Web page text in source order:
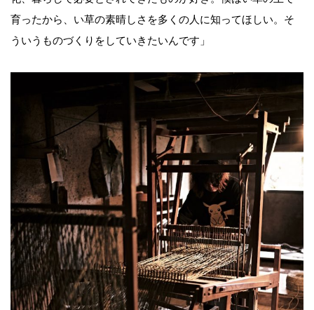
育ったから、い草の素晴しさを多くの人に知ってほしい。そ
ういうものづくりをしていきたいんです」